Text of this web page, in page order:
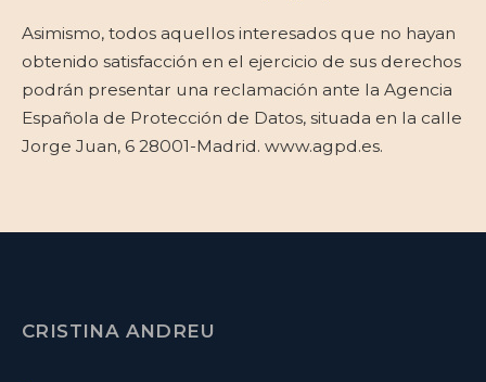
Asimismo, todos aquellos interesados que no hayan
obtenido satisfacción en el ejercicio de sus derechos
podrán presentar una reclamación ante la Agencia
Española de Protección de Datos, situada en la calle
Jorge Juan, 6 28001-Madrid. www.agpd.es.
CRISTINA ANDREU